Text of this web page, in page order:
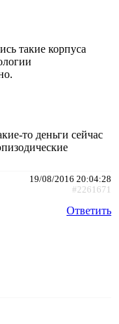
такие корпуса
то деньги сейчас
19/08/2016 20:04:28
#2261671
Ответить